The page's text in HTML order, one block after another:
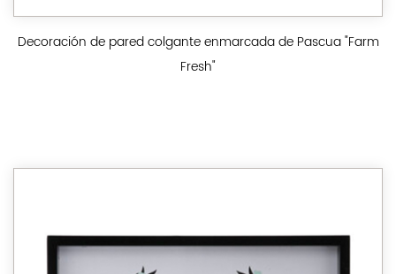
Decoración de pared colgante enmarcada de Pascua "Farm
Fresh"